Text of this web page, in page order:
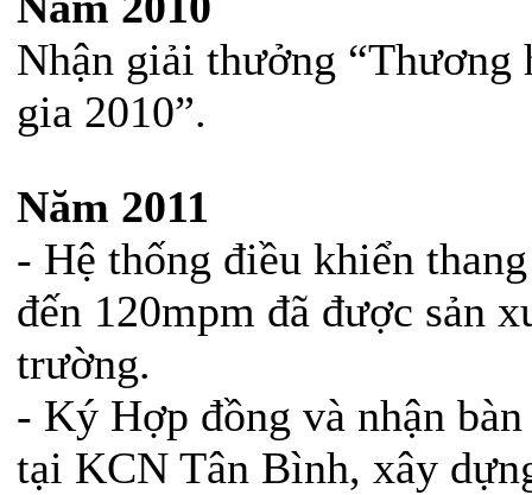
Nhận giải thưởng “Thương
gia 2010”.
Năm 2011
- Hệ thống điều khiển
đến 120mpm đã được sản
trường.
- Ký Hợp đồng và nhận
tại KCN Tân Bình, xây